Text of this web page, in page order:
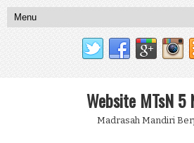
Website MTsN 5
Madrasah Mandiri